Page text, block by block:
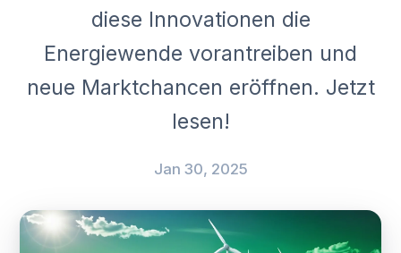
diese Innovationen die
Energiewende vorantreiben und
neue Marktchancen eröffnen. Jetzt
lesen!
Jan 30, 2025